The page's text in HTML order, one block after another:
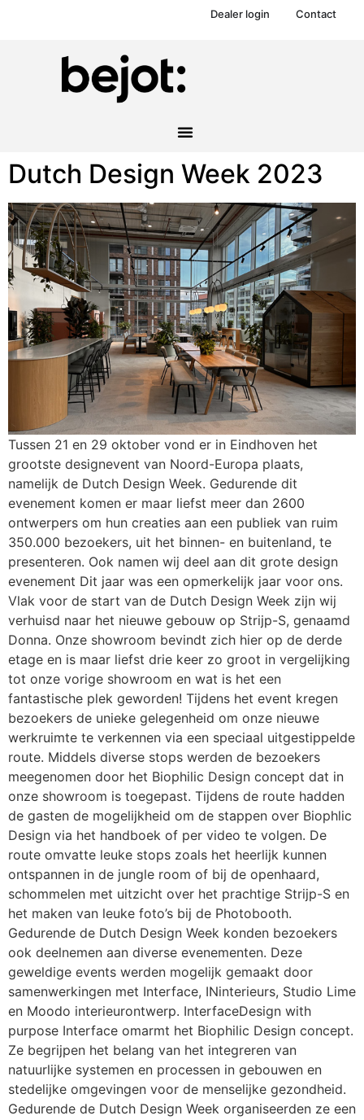
Dealer login Contact
Dutch Design Week 2023
Tussen 21 en 29 oktober vond er in Eindhoven het
grootste designevent van Noord-Europa plaats,
namelijk de Dutch Design Week. Gedurende dit
evenement komen er maar liefst meer dan 2600
ontwerpers om hun creaties aan een publiek van ruim
350.000 bezoekers, uit het binnen- en buitenland, te
presenteren. Ook namen wij deel aan dit grote design
evenement Dit jaar was een opmerkelijk jaar voor ons.
Vlak voor de start van de Dutch Design Week zijn wij
verhuisd naar het nieuwe gebouw op Strijp-S, genaamd
Donna. Onze showroom bevindt zich hier op de derde
etage en is maar liefst drie keer zo groot in vergelijking
tot onze vorige showroom en wat is het een
fantastische plek geworden! Tijdens het event kregen
bezoekers de unieke gelegenheid om onze nieuwe
werkruimte te verkennen via een speciaal uitgestippelde
route. Middels diverse stops werden de bezoekers
meegenomen door het Biophilic Design concept dat in
onze showroom is toegepast. Tijdens de route hadden
de gasten de mogelijkheid om de stappen over Biophlic
Design via het handboek of per video te volgen. De
route omvatte leuke stops zoals het heerlijk kunnen
ontspannen in de jungle room of bij de openhaard,
schommelen met uitzicht over het prachtige Strijp-S en
het maken van leuke foto’s bij de Photobooth.
Gedurende de Dutch Design Week konden bezoekers
ook deelnemen aan diverse evenementen. Deze
geweldige events werden mogelijk gemaakt door
samenwerkingen met Interface, INinterieurs, Studio Lime
en Moodo interieurontwerp. InterfaceDesign with
purpose Interface omarmt het Biophilic Design concept.
Ze begrijpen het belang van het integreren van
natuurlijke systemen en processen in gebouwen en
stedelijke omgevingen voor de menselijke gezondheid.
Gedurende de Dutch Design Week organiseerden ze een